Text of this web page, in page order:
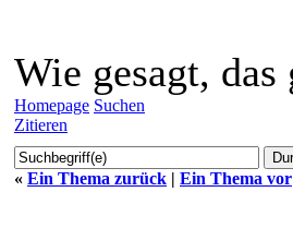
Wie gesagt,
Homepage Suchen
Zitieren
« Ein Thema zurück | Ein Thema vor